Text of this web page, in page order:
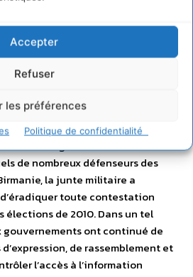
Accepter
Refuser
les préférences
Politique de confidentialité
déroulées dans plusieurs pays
entachées de nombreuses
La répression dans le contexte
par ailleurs conduit a des
les rang de manifestants
de nombreux défenseurs des
la junte militaire a
toute contestation
de 2010. Dans un tel
gouvernements ont continué de
de rassemblement et
l’accès à l’information